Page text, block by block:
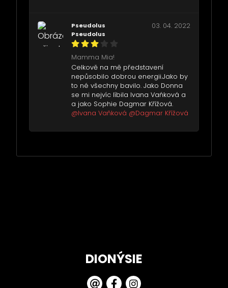
Pseudolus
Pseudolus
03. 04. 2022
Mamma Mia!
Celkově na mě představení
nepůsobilo dobrou energii.Jako by
to né všechny bavilo. Jako Donna
se mi nejvíc líbila Ivana Vańková a
a jako Sophie Dagmar Křížová.
@Ivana Vaňková @Dagmar Křížová
DIONÝSIE